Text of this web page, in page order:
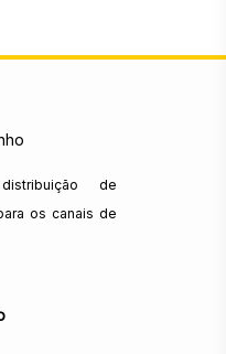
de
os canais de